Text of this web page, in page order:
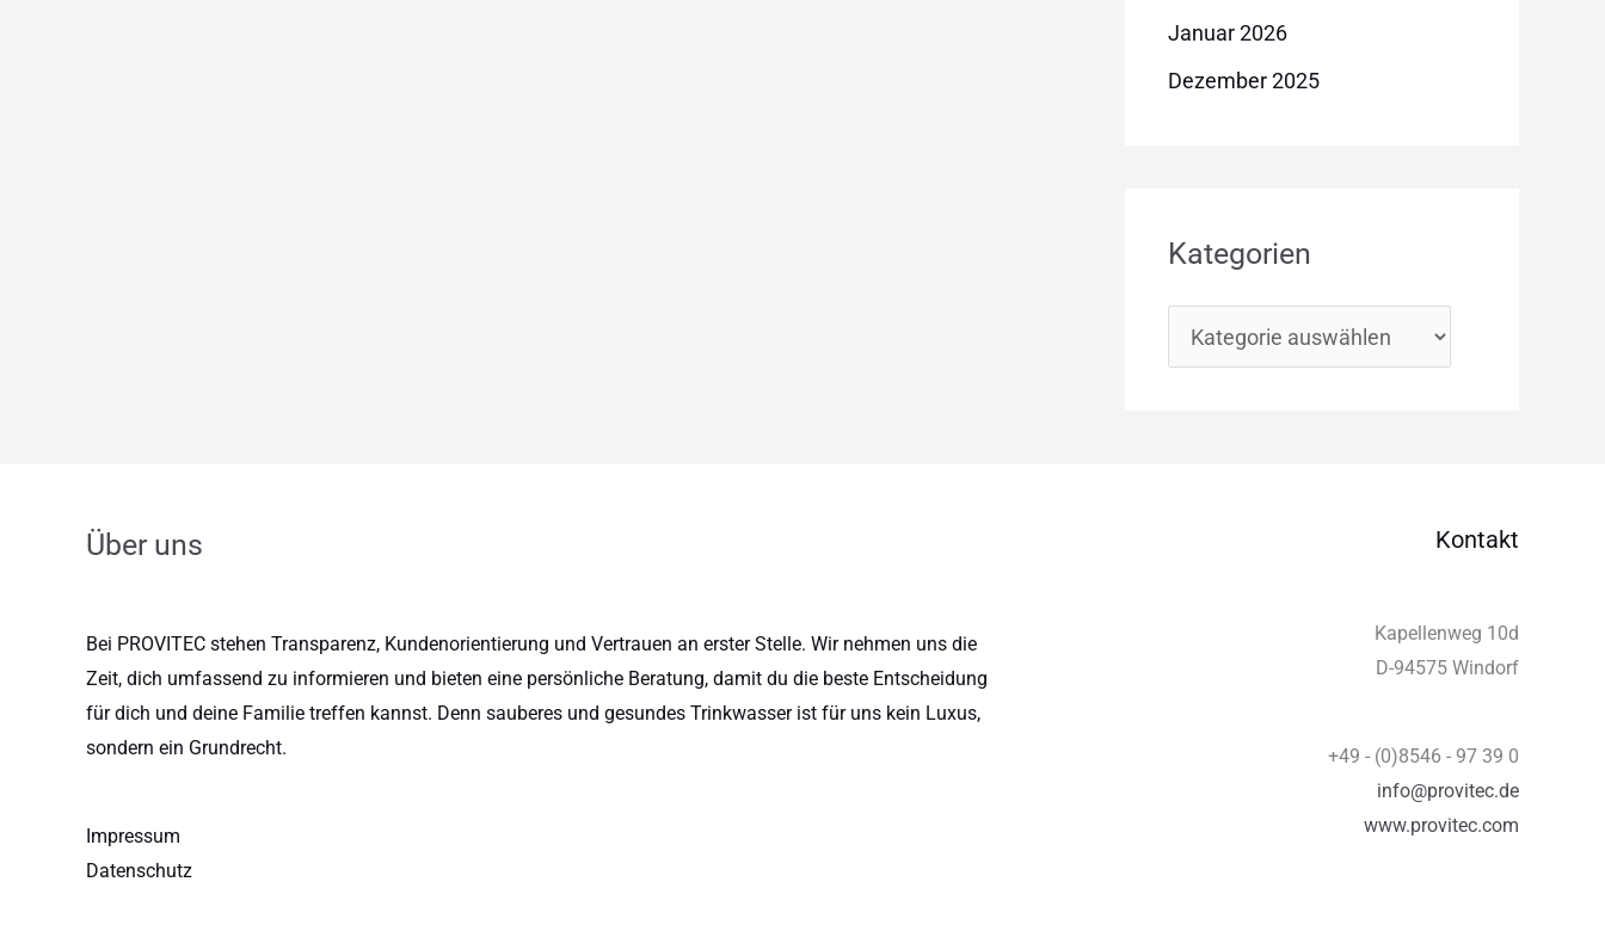
Januar 2026
Dezember 2025
Kategorien
Über uns
Bei PROVITEC stehen Transparenz, Kundenorientierung und Vertrauen an erster Stelle. Wir nehmen uns die
Zeit, dich umfassend zu informieren und bieten eine persönliche Beratung, damit du die beste Entscheidung
für dich und deine Familie treffen kannst. Denn sauberes und gesundes Trinkwasser ist für uns kein Luxus,
sondern ein Grundrecht.
Impressum
Datenschutz
Kontakt
Kapellenweg 10d
D-94575 Windorf
+49 - (0)8546 - 97 39 0
info@provitec.de
www.provitec.com